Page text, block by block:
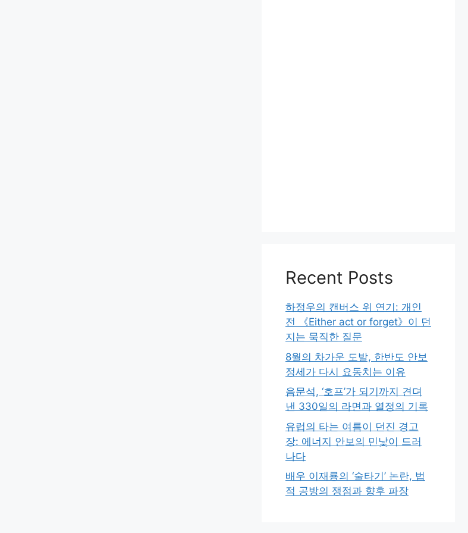
Recent Posts
하정우의 캔버스 위 연기: 개인
전 《Either act or forget》이 던
지는 묵직한 질문
8월의 차가운 도발, 한반도 안보
정세가 다시 요동치는 이유
음문석, ‘호프’가 되기까지 견뎌
낸 330일의 라면과 열정의 기록
유럽의 타는 여름이 던진 경고
장: 에너지 안보의 민낯이 드러
나다
배우 이재룡의 ‘술타기’ 논란, 법
적 공방의 쟁점과 향후 파장